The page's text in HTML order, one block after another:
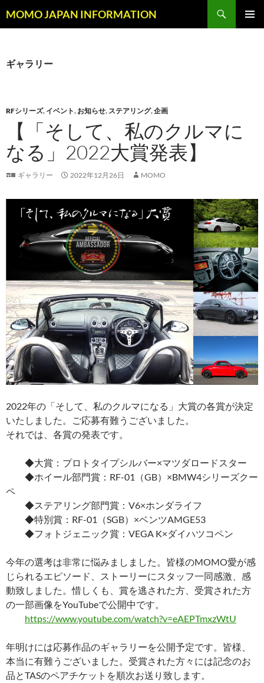
ン
ツ
MOMO JAPAN INFORMATION
索
ギャラリー
RFシリーズ, イベント, お知らせ, ステアリング,企画
【「そして、私のクルマに
なる」2022大賞発表】
ギャラリー 2022年12月26日 MOMO
2022年の「そして、私のクルマになる」大賞の各賞が決定
いたしました。ご応募有難うございました。
それでは、各賞の発表です。
◆大賞：プロトタイプシルバー×マツダロードスター
◆ホイール部門賞：RF-01（GB）×BMW4シリーズクー
ペ
◆ステアリング部門賞：V6×ホンダライフ
◆特別賞：RF-01（SGB）×ベンツAMGE53
◆フォトジェニック賞：VEGA K×ダイハツコペン
今年の選考は非常に悩みましました。皆様のMOMO愛が感
じられるエピソード、ストーリーにスタッフ一同感激、感
動致しました。惜しくも、賞を逃された方、受賞された方
の一部画像をYouTubeで公開中です。
https://www.youtube.com/watch?v=eAEPTmxzWtU
年明けには応募作品のギャラリーを公開予定です。皆様、
本当に有難うございました。受賞された方々には記念のお
品とTASのペアチケットを順次お送り致します。